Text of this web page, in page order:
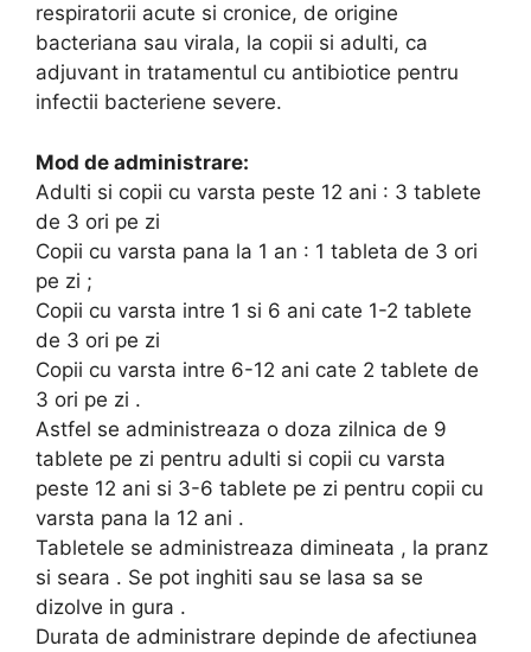
respiratorii acute si cronice, de origine
bacteriana sau virala, la copii si adulti, ca
adjuvant in tratamentul cu antibiotice pentru
infectii bacteriene severe.
Mod de administrare:
Adulti si copii cu varsta peste 12 ani : 3 tablete
de 3 ori pe zi
Copii cu varsta pana la 1 an : 1 tableta de 3 ori
pe zi ;
Copii cu varsta intre 1 si 6 ani cate 1-2 tablete
de 3 ori pe zi
Copii cu varsta intre 6-12 ani cate 2 tablete de
3 ori pe zi .
Astfel se administreaza o doza zilnica de 9
tablete pe zi pentru adulti si copii cu varsta
peste 12 ani si 3-6 tablete pe zi pentru copii cu
varsta pana la 12 ani .
Tabletele se administreaza dimineata , la pranz
si seara . Se pot inghiti sau se lasa sa se
dizolve in gura .
Durata de administrare depinde de afectiunea